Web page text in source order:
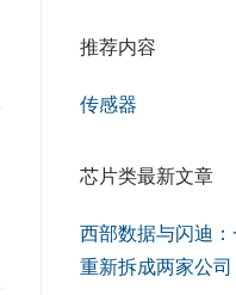
推荐内容
传感器
芯片类最新文章
西部数据与闪迪
重新拆成两家公司